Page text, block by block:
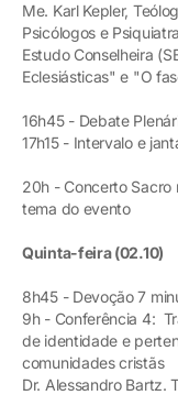
Me. Karl Kepler,
Psicólogos e
Estudo Conselheira
Eclesiásticas" e "O
16h45 - Debate
17h15 - Intervalo e
20h - Concerto Sacro
tema do evento
Quinta-feira (02.10)
8h45 - Devoção 7
9h - Conferência 4:
de identidade e
comunidades cristãs
Dr. Alessandro Bartz.